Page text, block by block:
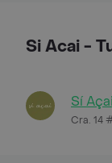
Si Acai -
Sí
Cra. 14